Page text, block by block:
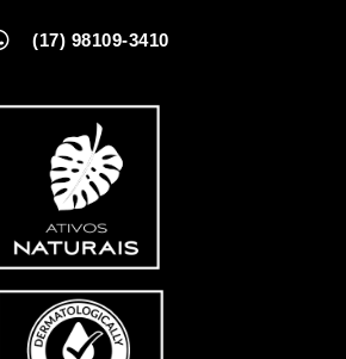
(17) 98109-3410